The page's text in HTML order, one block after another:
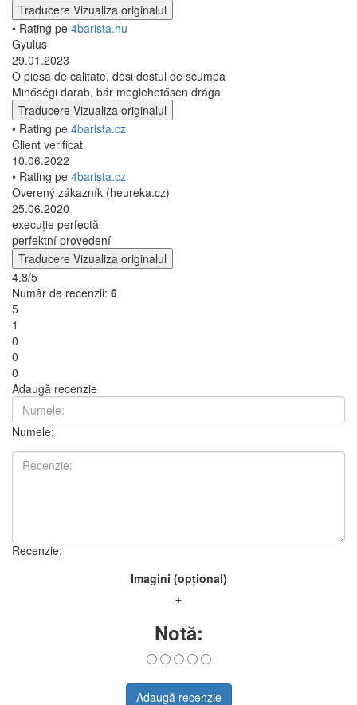
Traducere Vizualiza originalul
• Rating pe 4barista.hu
Gyulus
29.01.2023
O piesa de calitate, desi destul de scumpa
Minőségi darab, bár meglehetősen drága
Traducere Vizualiza originalul
• Rating pe 4barista.cz
Client verificat
10.06.2022
• Rating pe 4barista.cz
Overený zákazník (heureka.cz)
25.06.2020
execuție perfectă
perfektní provedení
Traducere Vizualiza originalul
4.8/5
Număr de recenzii: 6
5
1
0
0
0
Adaugă recenzie
Numele:
Recenzie:
Imagini (opțional)
+
Notă:
Adaugă recenzie